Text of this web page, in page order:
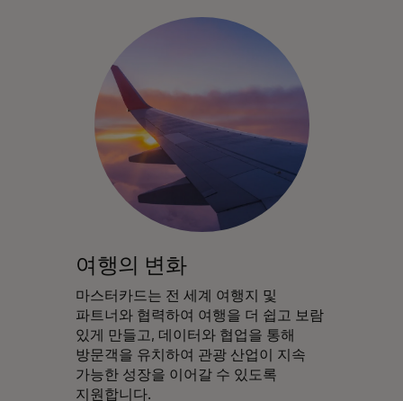
여행의 변화
마스터카드는 전 세계 여행지 및
파트너와 협력하여 여행을 더 쉽고 보람
있게 만들고, 데이터와 협업을 통해
방문객을 유치하여 관광 산업이 지속
가능한 성장을 이어갈 수 있도록
지원합니다.